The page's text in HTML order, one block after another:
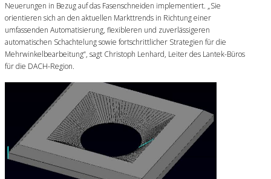
Neuerungen in Bezug auf das Fasenschneiden implementiert. „Sie
orientieren sich an den aktuellen Markttrends in Richtung einer
umfassenden Automatisierung, flexibleren und zuverlässigeren
automatischen Schachtelung sowie fortschrittlicher Strategien für die
Mehrwinkelbearbeitung“, sagt Christoph Lenhard, Leiter des Lantek-Büros
für die DACH-Region.